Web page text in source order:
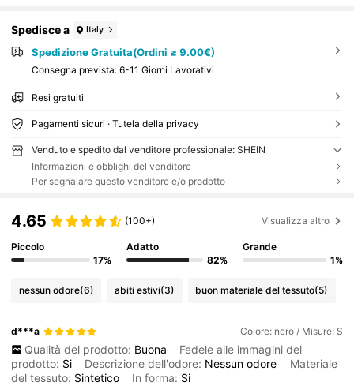
Spedisce a Italy
Spedizione Gratuita(Ordini ≥ 9.00€)
Consegna prevista: 6-11 Giorni Lavorativi
Resi gratuiti
Pagamenti sicuri · Tutela della privacy
Venduto e spedito dal venditore professionale: SHEIN
Informazioni e obblighi del venditore
Per segnalare questo venditore e/o prodotto
4.65 (100+) Visualizza altro
Piccolo
17%
Adatto
82%
Grande
1%
nessun odore(6) abiti estivi(3) buon materiale del tessuto(5)
d***a Colore: nero / Misure: S
Qualità del prodotto: Buona
Fedele alle immagini del
prodotto: Si Descrizione dell'odore: Nessunodore
Materiale
del tessuto: Sintetico In forma: Si